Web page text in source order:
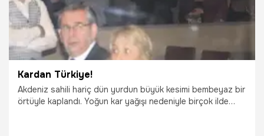
Kardan Türkiye!
Akdeniz sahili hariç dün yurdun büyük kesimi bembeyaz bir
örtüyle kaplandı. Yoğun kar yağışı nedeniyle birçok ilde